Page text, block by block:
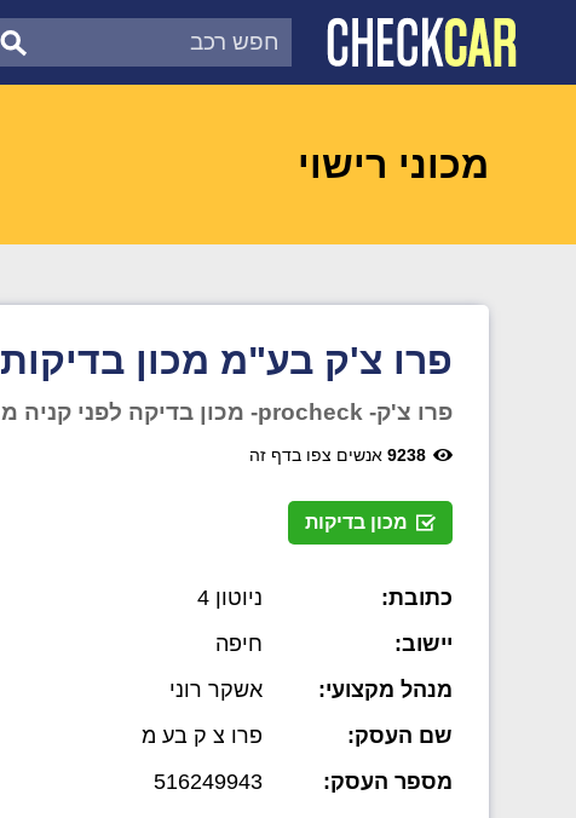
מכוני רישוי
פרו צ'ק בע"מ מכון בדיקות
פרו צ'ק- procheck- מכון בדיקה לפני קניה ממוחשב
9238 אנשים צפו בדף זה
מכון בדיקות
כתובת:
ניוטון 4
יישוב:
חיפה
מנהל מקצועי:
אשקר רוני
שם העסק:
פרו צ ק בע מ
מספר העסק:
516249943